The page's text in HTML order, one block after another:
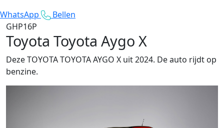
WhatsApp
Bellen
GHP16P
Toyota Toyota Aygo X
Deze TOYOTA TOYOTA AYGO X uit 2024. De auto rijdt op
benzine.